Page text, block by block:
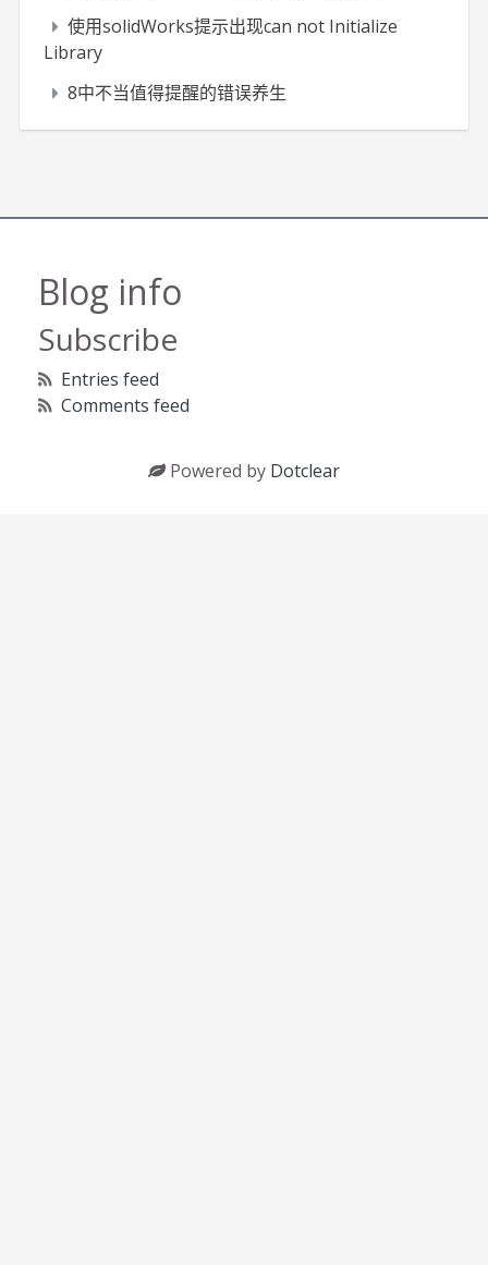
使用solidWorks提示出现can not Initialize
Library
8中不当值得提醒的错误养生
Blog info
Subscribe
Entries feed
Comments feed
Powered by Dotclear